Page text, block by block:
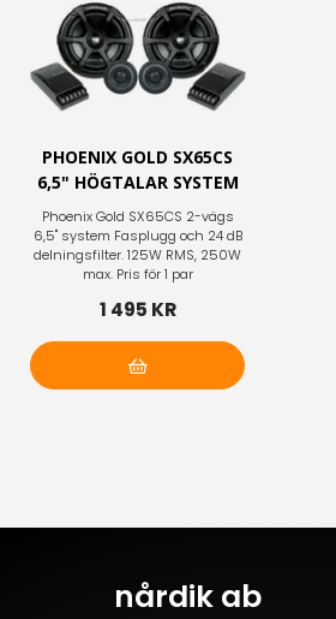
PHOENIX GOLD SX65CS
6,5" HÖGTALAR SYSTEM
Phoenix Gold SX65CS 2-vägs
6,5" system Fasplugg och 24 dB
delningsfilter. 125W RMS, 250W
max. Pris för 1 par
1 495 KR
nårdik ab